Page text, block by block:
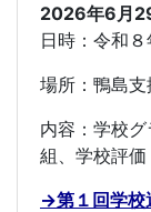
2026年6月
日時：令和
場所：鴨島支
内容：学校
組、学校評
→第１回学校